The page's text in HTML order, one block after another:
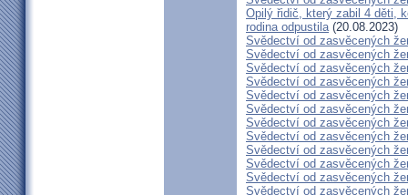
Opilý řidič, který zabil 4 děti,
rodina odpustila(20.08.2023)
Svědectví od zasvěcených
Svědectví od zasvěcených
Svědectví od zasvěcených
Svědectví od zasvěcených
Svědectví od zasvěcených
Svědectví od zasvěcených
Svědectví od zasvěcených
Svědectví od zasvěcených
Svědectví od zasvěcených
Svědectví od zasvěcených
Svědectví od zasvěcených
Svědectví od zasvěcených